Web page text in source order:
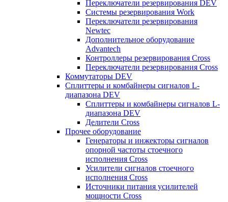
Переключатели резервирования DEV
Системы резервирования Work
Переключатели резервирования
Newtec
Дополнительное оборудование
Advantech
Контроллеры резервирования Cross
Переключатели резервирования Cross
Коммутаторы DEV
Сплиттеры и комбайнеры сигналов L-
диапазона DEV
Сплиттеры и комбайнеры сигналов L-
диапазона DEV
Делители Cross
Прочее оборудование
Генераторы и инжекторы сигналов
опорной частоты стоечного
исполнения Cross
Усилители сигналов стоечного
исполнения Cross
Источники питания усилителей
мощности Cross